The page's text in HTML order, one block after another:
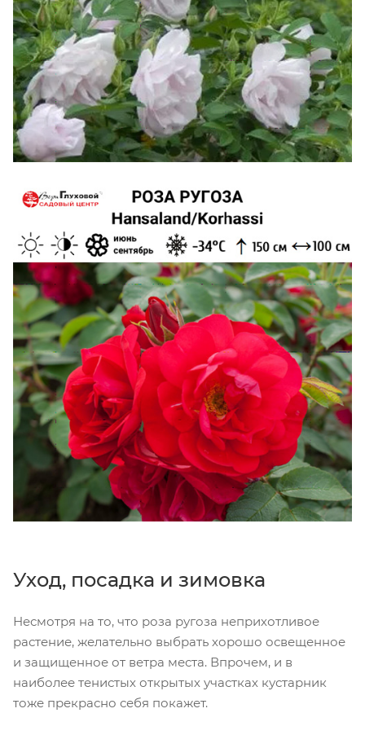
Уход, посадка и зимовка
Несмотря на то, что роза ругоза неприхотливое
растение, желательно выбрать хорошо освещенное
и защищенное от ветра места. Впрочем, и в
наиболее тенистых открытых участках кустарник
тоже прекрасно себя покажет.